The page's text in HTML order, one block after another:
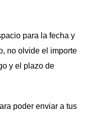
para la fecha y
no olvide el importe
y el plazo de
poder enviar a tus